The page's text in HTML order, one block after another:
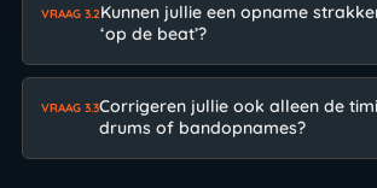
VRAAG 3.2Kunnen jullie een opname
‘op de beat’?
VRAAG 3.3Corrigeren jullie ook alleen de
drums of bandopnames?